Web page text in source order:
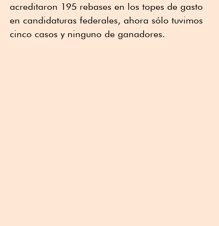
acreditaron 195 rebases en los topes de gasto
en candidaturas federales, ahora sólo tuvimos
cinco casos y ninguno de ganadores.